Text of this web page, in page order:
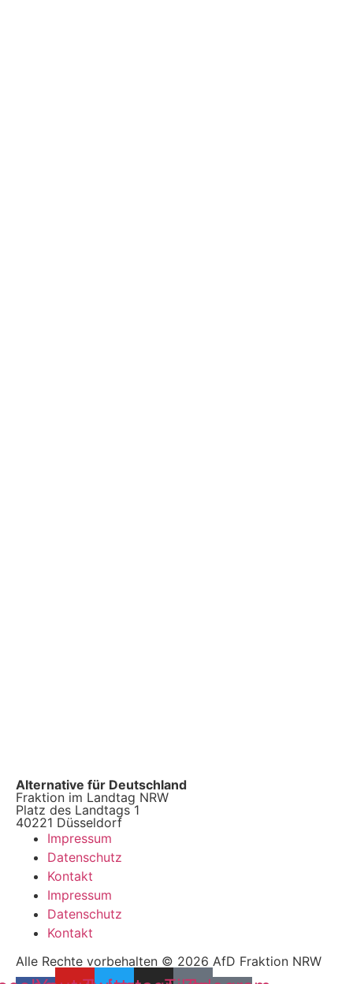
Alternative für Deutschland
Fraktion im Landtag NRW
Platz des Landtags 1
40221 Düsseldorf
Impressum
Datenschutz
Kontakt
Impressum
Datenschutz
Kontakt
Alle Rechte vorbehalten © 2026 AfD Fraktion NRW